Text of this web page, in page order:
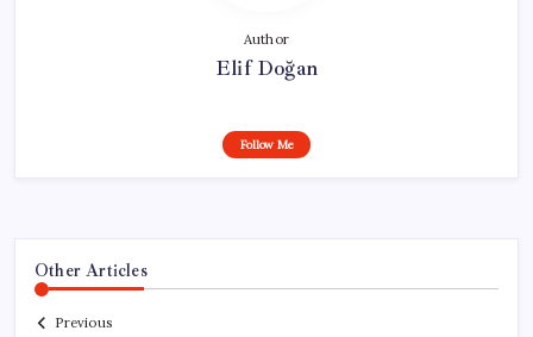
Author
Elif Doğan
Follow Me
Other Articles
Previous